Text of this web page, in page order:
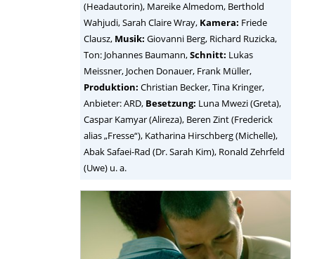
(Headautorin), Mareike Almedom, Berthold
Wahjudi, Sarah Claire Wray, Kamera: Friede
Clausz, Musik: Giovanni Berg, Richard Ruzicka,
Ton: Johannes Baumann,Schnitt: Lukas
Meissner, Jochen Donauer, Frank Müller,
Produktion: Christian Becker, Tina Kringer,
Anbieter: ARD, Besetzung: Luna Mwezi (Greta),
Caspar Kamyar (Alireza), Beren Zint (Frederick
alias „Fresse“), Katharina Hirschberg (Michelle),
Abak Safaei-Rad (Dr. Sarah Kim), Ronald Zehrfeld
(Uwe) u. a.